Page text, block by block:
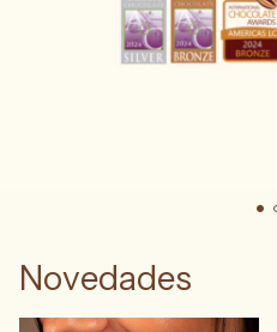
Novedades